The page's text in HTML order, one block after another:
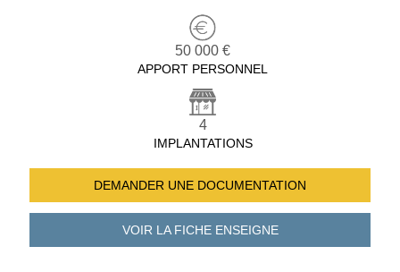
50 000 €
APPORT PERSONNEL
4
IMPLANTATIONS
DEMANDER UNE DOCUMENTATION
VOIR LA FICHEENSEIGNE